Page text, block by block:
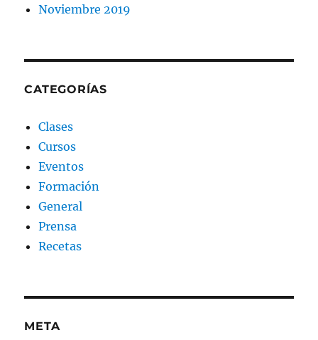
Noviembre 2019
CATEGORÍAS
Clases
Cursos
Eventos
Formación
General
Prensa
Recetas
META